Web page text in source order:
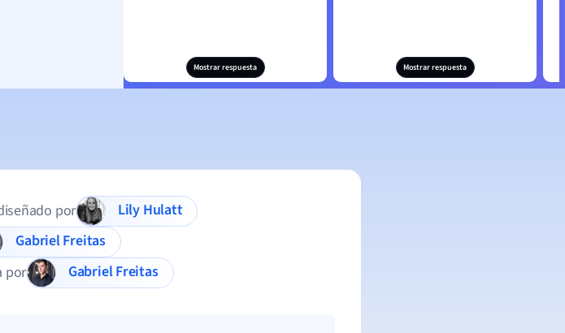
Mostrar respuesta Mostrar respuesta
por
Lily Hulatt
Gabriel Freitas
por
Gabriel Freitas